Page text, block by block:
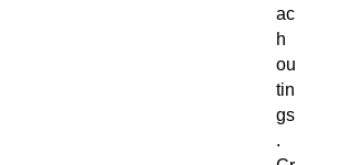
ac
h
ou
tin
gs
.